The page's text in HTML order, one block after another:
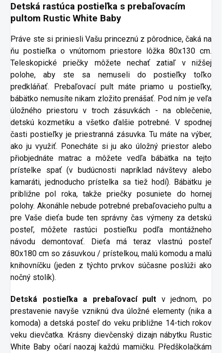
Detská rastúca postieľka s prebaľovacím
pultom Rustic White Baby
Práve ste si priniesli Vašu princeznú z pôrodnice, čaká na
ňu postieľka o vnútornom priestore lôžka 80x130 cm.
Teleskopické priečky môžete nechať zatiaľ v nižšej
polohe, aby ste sa nemuseli do postieľky toľko
predkláňať. Prebaľovací pult máte priamo u postieľky,
bábätko nemusíte nikam zložito prenášať. Pod ním je veľa
úložného priestoru v troch zásuvkách - na oblečenie,
detskú kozmetiku a všetko ďalšie potrebné. V spodnej
časti postieľky je priestranná zásuvka. Tu máte na výber,
ako ju využiť. Ponecháte si ju ako úložný priestor alebo
přiobjednáte matrac a môžete vedľa bábätka na tejto
prístelke spať (v budúcnosti napríklad návštevy alebo
kamaráti, jednoducho prístelka sa tiež hodí). Bábätku je
približne pol roka, takže priečky posuniete do hornej
polohy. Akonáhle nebude potrebné prebaľovacieho pultu a
pre Vaše dieťa bude ten správny čas výmeny za detskú
posteľ, môžete rastúci postieľku podľa montážneho
návodu demontovať. Dieťa má teraz vlastnú posteľ
80x180 cm so zásuvkou / prístelkou, malú komodu a malú
knihovníčku (jeden z týchto prvkov súčasne poslúži ako
nočný stolík).
Detská postieľka a prebaľovací pult v jednom, po
prestavenie navyše vzniknú dva úložné elementy (nika a
komoda) a detská posteľ do veku približne 14-tich rokov
veku dievčatka. Krásny dievčenský dizajn nábytku Rustic
White Baby očarí naozaj každú mamičku. Předškolačkám